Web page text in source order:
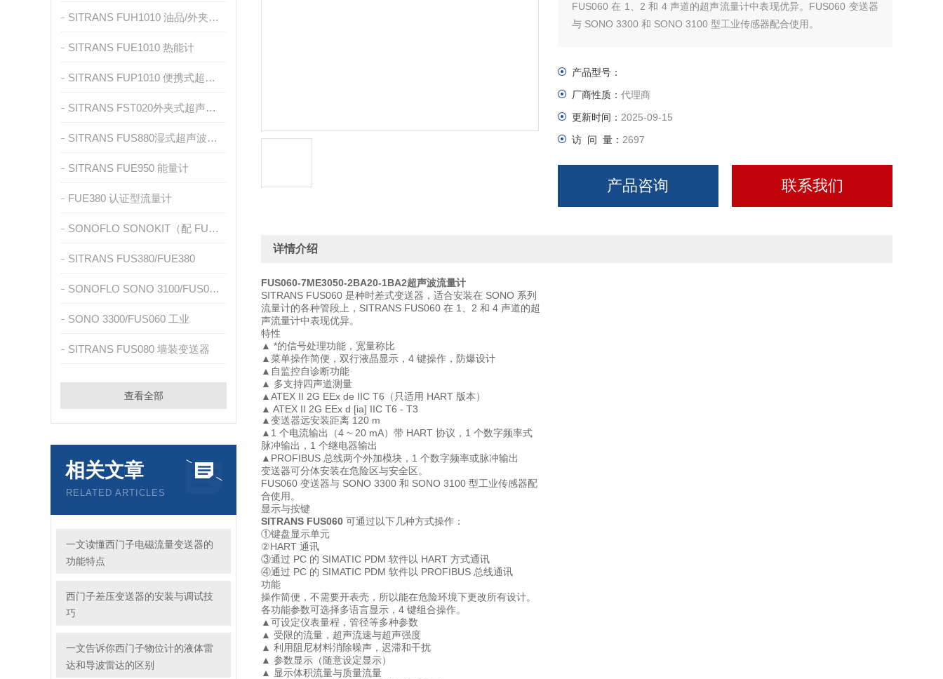
SITRANS FUH1010 油品/外夹式油量仪
SITRANS FUE1010 热能计
SITRANS FUP1010 便携式超声波流量计
SITRANS FST020外夹式超声波流量计
SITRANS FUS880湿式超声波流量计
SITRANS FUE950 能量计
FUE380 认证型流量计
SONOFLO SONOKIT（配 FUS060）
SITRANS FUS380/FUE380
SONOFLO SONO 3100/FUS060 工业
SONO 3300/FUS060 工业
SITRANS FUS080 墙装变送器
查看全部
相关文章
RELATED ARTICLES
一文读懂西门子电磁流量变送器的
功能特点
西门子差压变送器的安装与调试技
巧
一文告诉你西门子物位计的液体雷
达和导波雷达的区别
FUS060 在 1、2 和 4 声道的超声流量计中表现优异。FUS060 变送器
与 SONO 3300 和 SONO 3100 型工业传感器配合使用。
产品型号：
厂商性质： 代理商
更新时间： 2025-09-15
访 问 量： 2697
产品咨询 联系我们
详情介绍
FUS060-7ME3050-2BA20-1BA2超声波流量计
SITRANS FUS060 是种时差式变送器，适合安装在 SONO 系列
流量计的各种管段上，SITRANS FUS060 在 1、2 和 4 声道的超
声流量计中表现优异。
特性
▲ *的信号处理功能，宽量称比
▲菜单操作简便，双行液晶显示，4 键操作，防爆设计
▲自监控自诊断功能
▲ 多支持四声道测量
▲ATEX II 2G EEx de IIC T6（只适用 HART 版本）
▲ ATEX II 2G EEx d [ia] IIC T6 - T3
▲变送器远安装距离 120 m
▲1 个电流输出（4 ~ 20 mA）带 HART 协议，1 个数字频率式
脉冲输出，1 个继电器输出
▲PROFIBUS 总线两个外加模块，1 个数字频率或脉冲输出
变送器可分体安装在危险区与安全区。
FUS060 变送器与 SONO 3300 和 SONO 3100 型工业传感器配
合使用。
显示与按键
SITRANS FUS060 可通过以下几种方式操作：
①键盘显示单元
②HART 通讯
③通过 PC 的 SIMATIC PDM 软件以 HART 方式通讯
④通过 PC 的 SIMATIC PDM 软件以 PROFIBUS 总线通讯
功能
操作简便，不需要开表壳，所以能在危险环境下更改所有设计。
各功能参数可选择多语言显示，4 键组合操作。
▲可设定仪表量程，管径等多种参数
▲ 受限的流量，超声流速与超声强度
▲ 利用阻尼材料消除噪声，迟滞和干扰
▲ 参数显示（随意设定显示）
▲ 显示体积流量与质量流量